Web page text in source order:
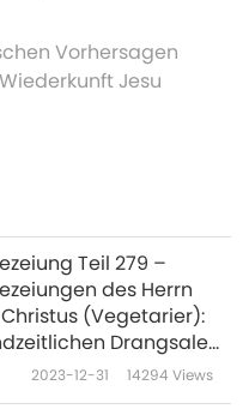
Vorhersagen
Jesu
Teil 279 –
des Herrn
(Vegetarier):
Drangsale
Wiederkunft (des
2023-12-31 14294 Views